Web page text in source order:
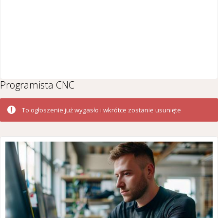
Programista CNC
To ogłoszenie już wygasło i wkrótce zostanie usunięte